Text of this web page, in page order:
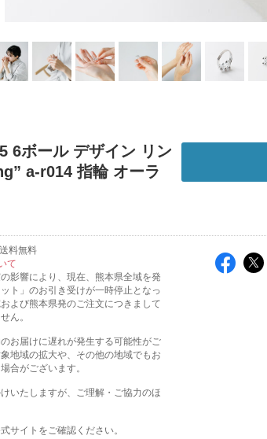
6ボール デザイン リン
a-r014 指輪 オーラ
料無料
て
影響により、現在、熊本県全域を発
ト」のお引き受けが一時停止となっ
よび熊本県発のご注文につきまして
ん。
お届けに遅れが発生する可能性がご
地域の拡大や、その他の地域でもお
合がございます。
いたしますが、ご理解・ご協力のほ
サイトをご確認ください。